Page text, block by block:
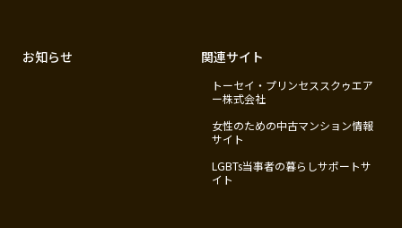
お知らせ 関連サイト
トーセイ・プリンセススクゥエア
ー株式会社
女性のための中古マンション情報
サイト
LGBTs当事者の暮らしサポートサ
イト